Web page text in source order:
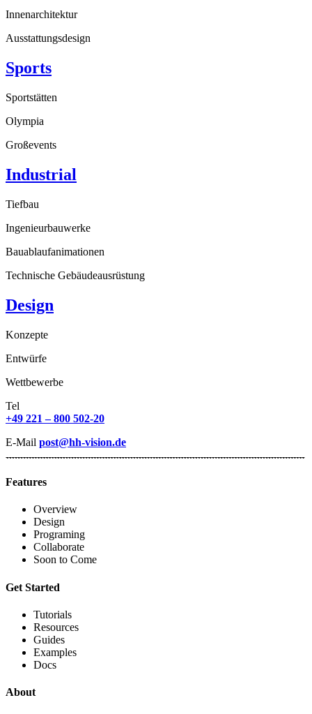
Innenarchitektur
Ausstattungsdesign
Sports
Sportstätten
Olympia
Großevents
Industrial
Tiefbau
Ingenieurbauwerke
Bauablaufanimationen
Technische Gebäudeausrüstung
Design
Konzepte
Entwürfe
Wettbewerbe
Tel
+49 221 – 800 502-20
E-Mail post@hh-vision.de
Features
Overview
Design
Programing
Collaborate
Soon to Come
Get Started
Tutorials
Resources
Guides
Examples
Docs
About